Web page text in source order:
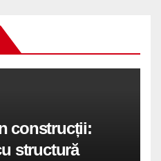
construcții:
structură